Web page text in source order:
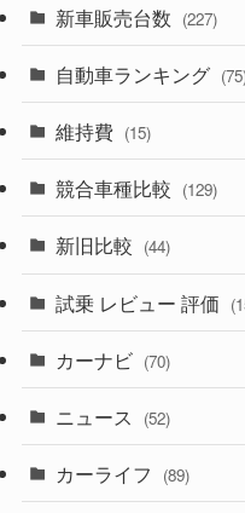
(357)
(328)
(194)
(230)
(253)
(242)
(85)
(84)
(222)
(50)
(43)
(6)
(58)
(28)
(27)
(28)
(8)
(3)
(3)
(5)
(1)
新車販売台数 (227)
自動車ランキング
維持費 (15)
競合車種比較 (129)
新旧比較 (44)
試乗 レビュー 評価
カーナビ (70)
ニュース (52)
カーライフ (89)